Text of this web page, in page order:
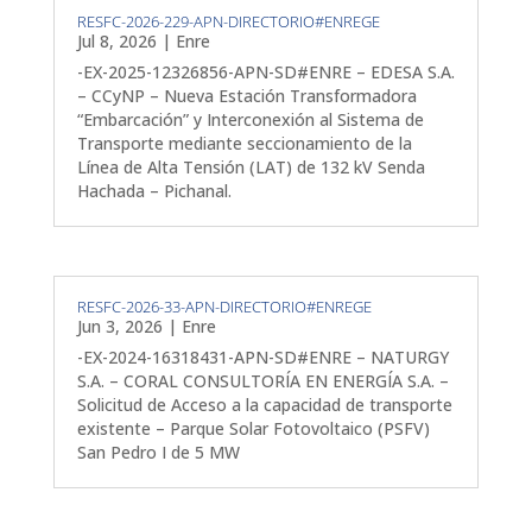
RESFC-2026-229-APN-DIRECTORIO#ENREGE
Jul 8, 2026 | Enre
-EX-2025-12326856-APN-SD#ENRE – EDESA S.A.
– CCyNP – Nueva Estación Transformadora
“Embarcación” y Interconexión al Sistema de
Transporte mediante seccionamiento de la
Línea de Alta Tensión (LAT) de 132 kV Senda
Hachada – Pichanal.
RESFC-2026-33-APN-DIRECTORIO#ENREGE
Jun 3, 2026 | Enre
-EX-2024-16318431-APN-SD#ENRE – NATURGY
S.A. – CORAL CONSULTORÍA EN ENERGÍA S.A. –
Solicitud de Acceso a la capacidad de transporte
existente – Parque Solar Fotovoltaico (PSFV)
San Pedro I de 5 MW